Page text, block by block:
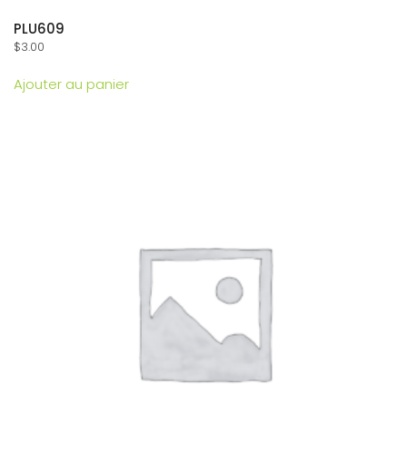
PLU609
$3.00
Ajouter au panier